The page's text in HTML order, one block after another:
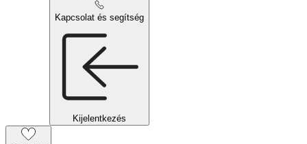
Kapcsolat és segítség
Kijelentkezés